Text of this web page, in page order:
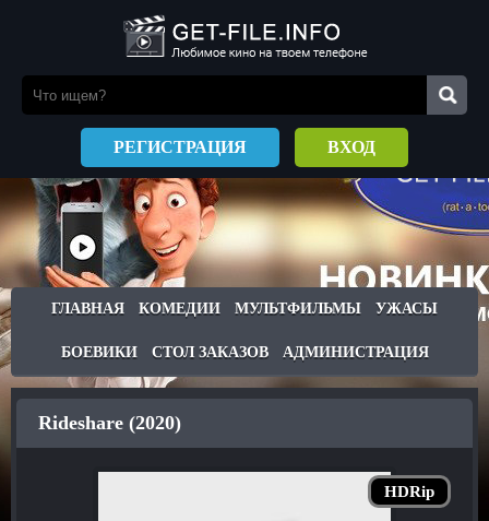
РЕГИСТРАЦИЯ ВХОД
ГЛАВНАЯ КОМЕДИИ МУЛЬТФИЛЬМЫ УЖАСЫ
БОЕВИКИ СТОЛ ЗАКАЗОВ АДМИНИСТРАЦИЯ
HDRip
Rideshare (2020)